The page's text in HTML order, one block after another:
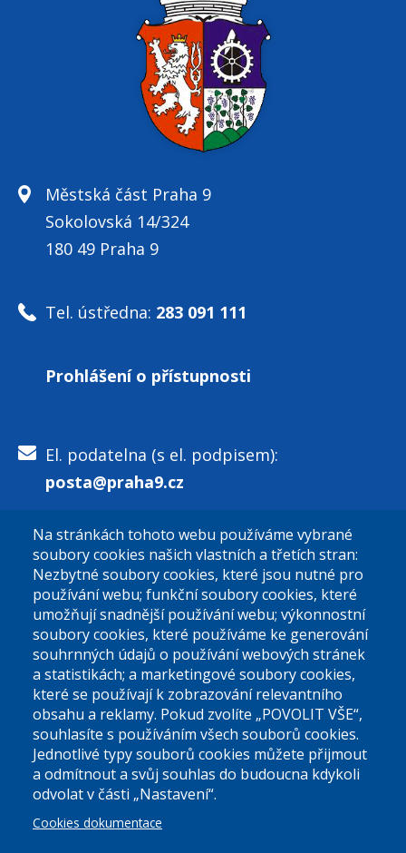
Městská část Praha 9
Sokolovská 14/324
180 49 Praha 9
Tel. ústředna: 283 091 111
Prohlášení o přístupnosti
El. podatelna (s el. podpisem):
posta@praha9.cz
El. podatelna (bez el. podpisu):
podatelna@praha9.cz
Úřední dny:
Po a St: 08.00-12.00; 13.00-18.00
Úřední hodiny
Na stránkách tohoto webu používáme vybrané
soubory cookies našich vlastních a třetích stran:
Nezbytné soubory cookies, které jsou nutné pro
používání webu; funkční soubory cookies, které
umožňují snadnější používání webu; výkonnostní
soubory cookies, které používáme ke generování
souhrnných údajů o používání webových stránek
a statistikách; a marketingové soubory cookies,
které se používají k zobrazování relevantního
obsahu a reklamy. Pokud zvolíte „POVOLIT VŠE“,
souhlasíte s používáním všech souborů cookies.
Jednotlivé typy souborů cookies můžete přijmout
a odmítnout a svůj souhlas do budoucna kdykoli
odvolat v části „Nastavení“.
Cookies dokumentace